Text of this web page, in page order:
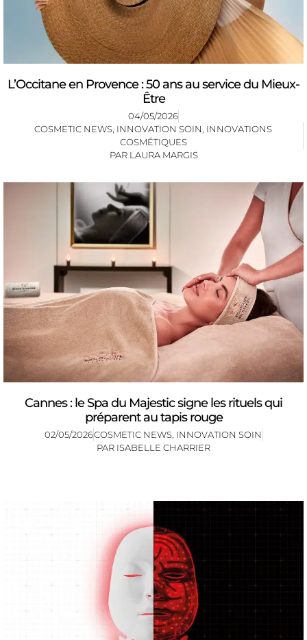
L’Occitane en Provence : 50 ans au service du Mieux-
Être
04/05/2026
COSMETIC NEWS INNOVATION SOIN INNOVATIONS
COSMÉTIQUES
PAR LAURA MARGIS
Cannes : le Spa du Majestic signe les rituels qui
préparent au tapis rouge
02/05/2026COSMETIC NEWS INNOVATION SOIN
PAR ISABELLE CHARRIER